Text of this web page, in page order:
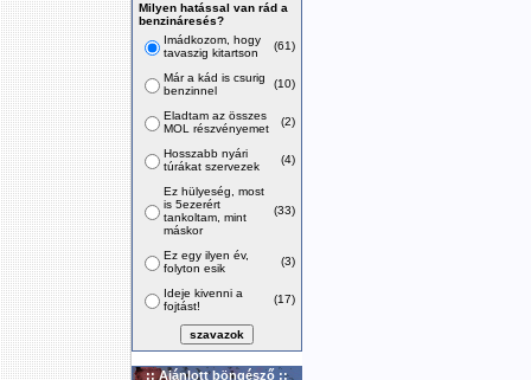
Milyen hatással van rád a
benzináresés?
Imádkozom, hogy
tavaszig kitartson
(61)
Már a kád is csurig
benzinnel
(10)
Eladtam az összes
MOL részvényemet
(2)
Hosszabb nyári
túrákat szervezek
(4)
Ez hülyeség, most
is 5ezerért
tankoltam, mint
máskor
(33)
Ez egy ilyen év,
folyton esik
(3)
Ideje kivenni a
fojtást!
(17)
:: Ajánlott böngésző ::